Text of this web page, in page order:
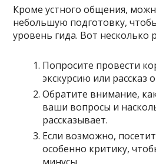
Кроме устного общения,
небольшую подготовку,
уровень гида. Вот несколько
Попросите провести
экскурсию или рассказ
Обратите внимание,
ваши вопросы и
рассказывает.
Если возможно,
особенно критику,